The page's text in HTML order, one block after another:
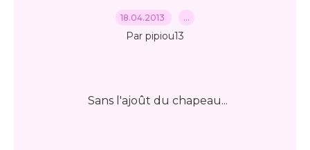
18.04.2013 …
Par pipiou13
Sans l'ajoût du chapeau...